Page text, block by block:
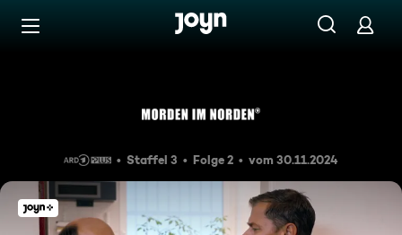
Zum Inhalt springen
Staffel 3 Folge 2 vom 30.11.2024